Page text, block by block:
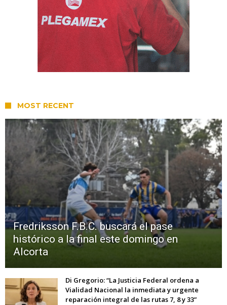
MOST RECENT
Fredriksson F.B.C. buscará el pase
histórico a la final este domingo en
Alcorta
Di Gregorio: “La Justicia Federal ordena a
Vialidad Nacional la inmediata y urgente
reparación integral de las rutas 7, 8 y 33”